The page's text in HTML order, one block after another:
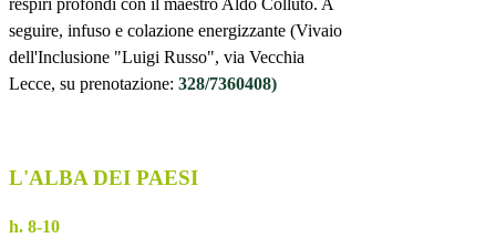
respiri profondi con il maestro Aldo Colluto. A
seguire, infuso e colazione energizzante (Vivaio
dell'Inclusione "Luigi Russo", via Vecchia
Lecce, su prenotazione: 328/7360408)
L'ALBA DEI PAESI
h. 8-10